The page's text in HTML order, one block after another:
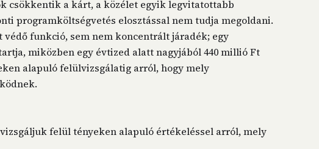
csökkentik a kárt, a közélet egyik legvitatottabb
programköltségvetés elosztással nem tudja megoldani.
funkció, sem nem koncentrált járadék; egy
miközben egy évtized alatt nagyjából 440 millió Ft
alapuló felülvizsgálatig arról, hogy mely
felül tényeken alapuló értékeléssel arról, mely